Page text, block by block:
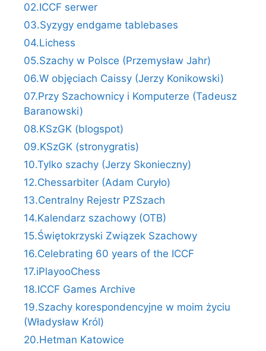
02.ICCF serwer
03.Syzygy endgame tablebases
04.Lichess
05.Szachy w Polsce (Przemysław Jahr)
06.W objęciach Caissy (Jerzy Konikowski)
07.Przy Szachownicy i Komputerze (Tadeusz
Baranowski)
08.KSzGK (blogspot)
09.KSzGK (stronygratis)
10.Tylko szachy (Jerzy Skonieczny)
12.Chessarbiter (Adam Curyło)
13.Centralny Rejestr PZSzach
14.Kalendarz szachowy (OTB)
15.Świętokrzyski Związek Szachowy
16.Celebrating 60 years of the ICCF
17.iPlayooChess
18.ICCF Games Archive
19.Szachy korespondencyjne w moim życiu
(Władysław Król)
20.Hetman Katowice